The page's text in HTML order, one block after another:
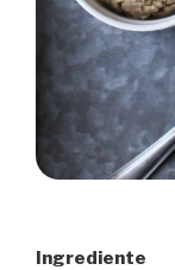
Ingrediente